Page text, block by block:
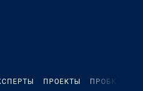
ПРОЕКТЫ ПРОБКИ